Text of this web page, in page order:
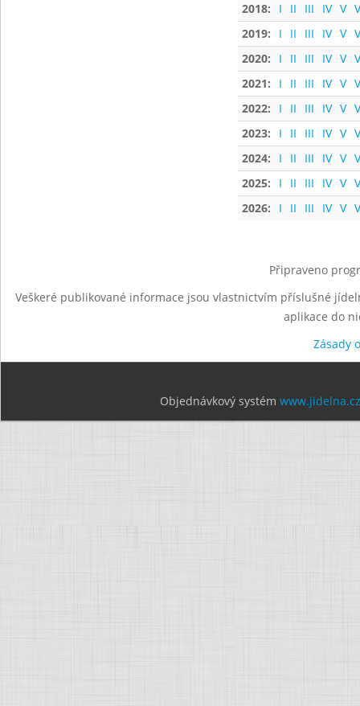
2018:
I II III IV V
2019:
I II III IV V
2020:
I II III IV V
2021:
I II III IV V
2022:
I II III IV V
2023:
I II III IV V
2024:
I II III IV V
2025:
I II III IV V
2026:
I II III IV V
Připraveno
Veškeré publikované informace jsou vlastnictvím příslušné
aplikace do
Zásady
Objednávkový systém www.jidelna.cz